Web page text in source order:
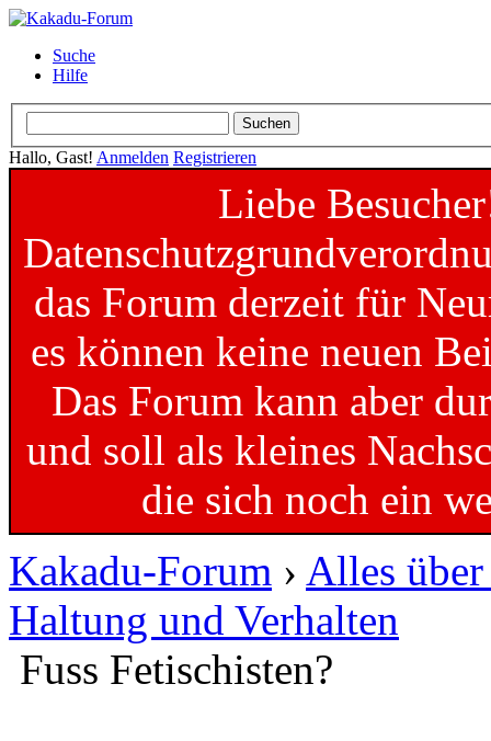
Suche
Hilfe
Hallo, Gast! Anmelden Registrieren
Liebe
das Forum derzeit für
es können keine neuen
Das Forum kann aber
und soll als kleines
die sich noch ein
Kakadu-Forum › Alles
Haltung und Verhalten
Fuss Fetischisten?